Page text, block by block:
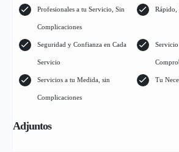
Profesionales a tu Servicio, Sin
Complicaciones
Rápido,
Seguridad y Confianza en Cada
Servicio
Servicios a tu Medida, sin
Complicaciones
Tu
Adjuntos